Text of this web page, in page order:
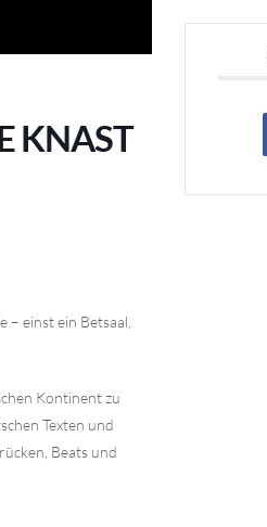
KNAST
– einst ein Betsaal,
Kontinent zu
Texten und
Beats und